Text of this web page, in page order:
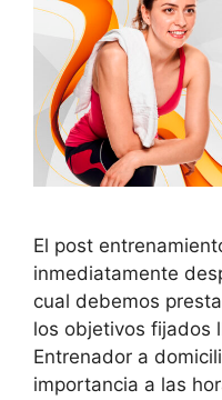
El post
inmediatamente
cual debemos
los objetivos fijados
Entrenador a
importancia a las